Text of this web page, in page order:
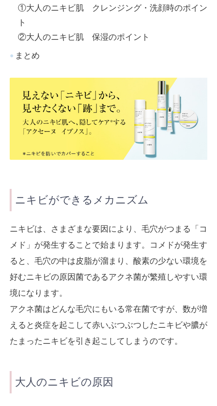
①大人のニキビ肌 クレンジング・洗顔時のポイン
ト
②大人のニキビ肌 保湿のポイント
まとめ
ニキビができるメカニズム
ニキビは、さまざまな要因により、毛穴がつまる「コ
メド」が発生することで始まります。コメドが発生す
ると、毛穴の中は皮脂が溜まり、酸素の少ない環境を
好むニキビの原因菌であるアクネ菌が繁殖しやすい環
境になります。
アクネ菌はどんな毛穴にもいる常在菌ですが、数が増
えると炎症を起こして赤いぶつぶつしたニキビや膿が
たまったニキビを引き起こしてしまうのです。
大人のニキビの原因